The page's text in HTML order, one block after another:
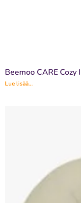
Beemoo CARE
Lue lisää...